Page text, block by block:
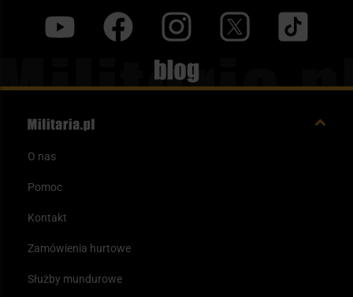
Blog
O nas
Pomoc
Kontakt
Zamówienia hurtowe
Służby mundurowe